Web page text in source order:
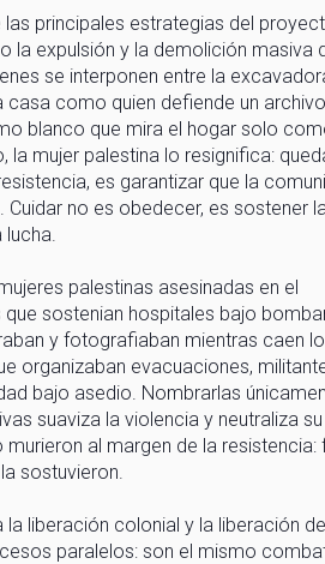
las principales estrategias del
la expulsión y la demolición masiva
se interponen entre la
casa como quien defiende un
blanco que mira el hogar solo
la mujer palestina lo resignifica:
es garantizar que la
Cuidar no es obedecer, es sostener
lucha.
palestinas asesinadas en el
sostenian hospitales bajo
y fotografiaban mientras caen
organizaban evacuaciones,
bajo asedio. Nombrarlas
suaviza la violencia y neutraliza su
al margen de la resistencia:
sostuvieron.
la liberación colonial y la liberación
paralelos: son el mismo